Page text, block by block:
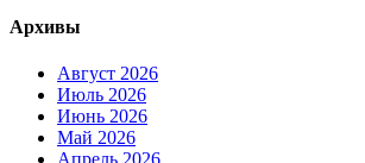
Архивы
Август 2026
Июль 2026
Июнь 2026
Май 2026
Апрель 2026